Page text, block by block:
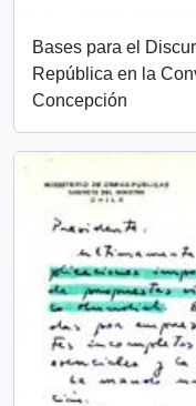
Bases para el
República en la
Concepción